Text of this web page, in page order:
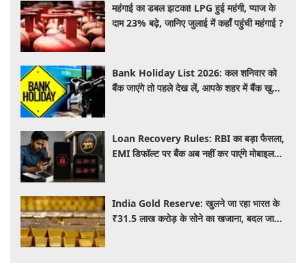
महंगाई का डबल झटका! LPG हुई महंगी, प्याज के
दाम 23% बढ़े, जानिए जुलाई में कहाँ पहुंची महंगाई ?
Bank Holiday List 2026: कल शनिवार को
बैंक जाएंगे तो पहले देख लें, आपके शहर में बैंक खुले
Loan Recovery Rules: RBI का बड़ा फैसला,
EMI डिफॉल्ट पर बैंक अब नहीं कर पाएंगे मोबाइल
India Gold Reserve: खुलने जा रहा भारत के
₹31.5 लाख करोड़ के सोने का खजाना, बदल जाएगा